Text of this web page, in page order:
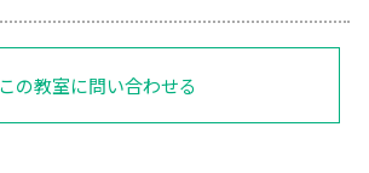
この教室に問い合わせる